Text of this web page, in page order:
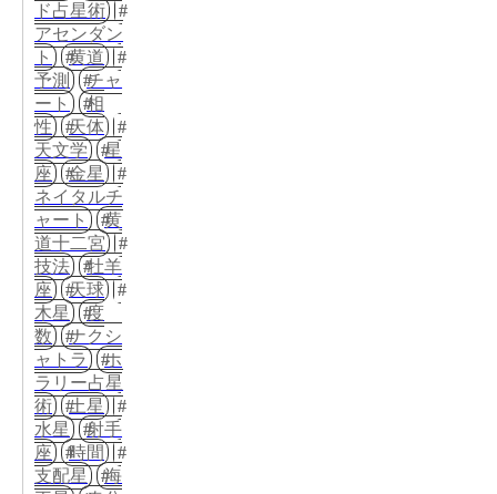
ド占星術
アセンダン
ト
黄道
予測
チャ
ート
相
性
天体
天文学
星
座
金星
ネイタルチ
ャート
黄
道十二宮
技法
牡羊
座
天球
木星
度
数
ナクシ
ャトラ
ホ
ラリー占星
術
土星
水星
射手
座
時間
支配星
海